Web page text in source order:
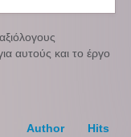
αυτούς και το έργο
Author
Hits